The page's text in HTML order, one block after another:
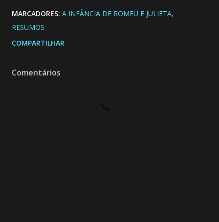
MARCADORES: A INFÂNCIA DE ROMEU E JULIETA
RESUMOS
COMPARTILHAR
Comentários